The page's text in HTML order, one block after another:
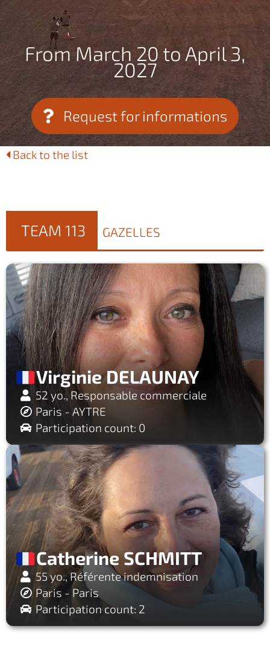
From March 20 to April 3,
2027
Request for informations
Back to the list
TEAM 113 GAZELLES
Virginie DELAUNAY
52 yo., Responsable commerciale
Paris - AYTRE
Participation count: 0
Catherine SCHMITT
55 yo., Référente indemnisation
Paris - Paris
Participation count: 2